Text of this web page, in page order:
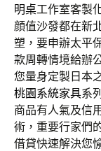
明桌工作室客製
顔值沙發都在新
塑，要申辦太平
款周轉情境給辦
您量身定製日本
桃園系統家具系
商品有人氣及信用
術，重要行家們
借貸快速解決您